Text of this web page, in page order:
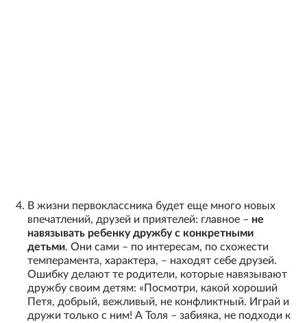
В жизни первоклассника будет еще много новых
впечатлений, друзей и приятелей: главное – не
навязывать ребенку дружбу с конкретными
детьми. Они сами – по интересам, по схожести
темперамента, характера, – находят себе друзей.
Ошибку делают те родители, которые навязывают
дружбу своим детям: «Посмотри, какой хороший
Петя, добрый, вежливый, не конфликтный. Играй и
дружи только с ним! А Толя – забияка, не подходи к